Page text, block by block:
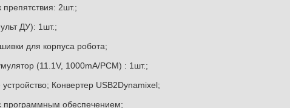
препятствия: 2шт.;
ДУ): 1шт.;
для корпуса робота;
(11.1V, 1000mA/PCM) : 1шт.;
Конвертер USB2Dynamixel;
программным обеспечением;